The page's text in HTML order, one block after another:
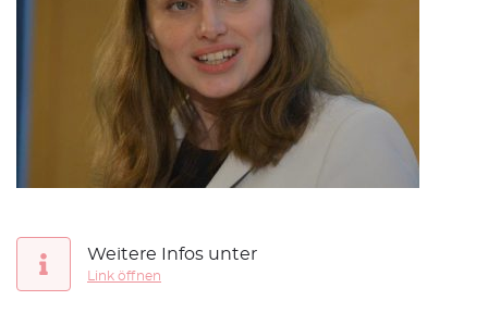
Weitere Infos unter
Link öffnen